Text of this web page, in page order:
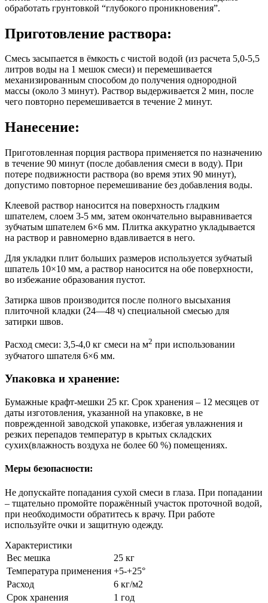
обработать грунтовкой “глубокого проникновения”.
Приготовление раствора:
Смесь засыпается в ёмкость с чистой водой (из расчета 5,0-5,5
литров воды на 1 мешок смеси) и перемешивается
механизированным способом до получения однородной
массы (около 3 минут). Раствор выдерживается 2 мин, после
чего повторно перемешивается в течение 2 минут.
Нанесение:
Приготовленная порция раствора применяется по назначению
в течение 90 минут (после добавления смеси в воду). При
потере подвижности раствора (во время этих 90 минут),
допустимо повторное перемешивание без добавления воды.
Клеевой раствор наносится на поверхность гладким
шпателем, слоем 3-5 мм, затем окончательно выравнивается
зубчатым шпателем 6×6 мм. Плитка аккуратно укладывается
на раствор и равномерно вдавливается в него.
Для укладки плит больших размеров используется зубчатый
шпатель 10×10 мм, а раствор наносится на обе поверхности,
во избежание образования пустот.
Затирка швов производится после полного высыхания
плиточной кладки (24—48 ч) специальной смесью для
затирки швов.
Расход смеси: 3,5-4,0 кг смеси на м2 при использовании
зубчатого шпателя 6×6 мм.
Упаковка и хранение:
Бумажные крафт-мешки 25 кг. Срок хранения – 12 месяцев от
даты изготовления, указанной на упаковке, в не
поврежденной заводской упаковке, избегая увлажнения и
резких перепадов температур в крытых складских
сухих(влажность воздуха не более 60 %) помещениях.
Меры безопасности:
Не допускайте попадания сухой смеси в глаза. При попадании
– тщательно промойте поражённый участок проточной водой,
при необходимости обратитесь к врачу. При работе
используйте очки и защитную одежду.
Характеристики
Вес мешка
25 кг
Температура применения +5-+25°
Расход
6 кг/м2
Срок хранения
1 год